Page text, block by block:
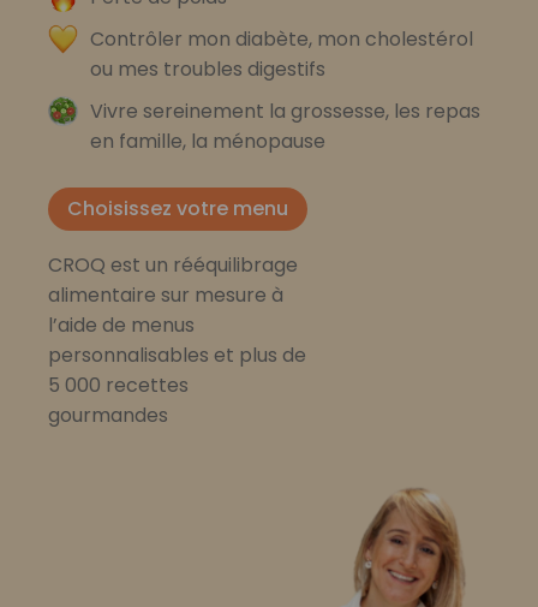
Contrôler mon diabète, mon cholestérol
ou mes troubles digestifs
Vivre sereinement la grossesse, les repas
en famille, la ménopause
Choisissez votre menu
CROQ est un rééquilibrage
alimentaire sur mesure à
l’aide de menus
personnalisables et plus de
5 000 recettes
gourmandes